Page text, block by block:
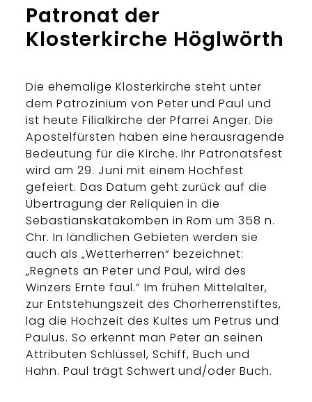
Patronat der
Klosterkirche Höglwörth
Die ehemalige Klosterkirche steht unter
dem Patrozinium von Peter und Paul und
ist heute Filialkirche der Pfarrei Anger. Die
Apostelfürsten haben eine herausragende
Bedeutung für die Kirche. Ihr Patronatsfest
wird am 29. Juni mit einem Hochfest
gefeiert. Das Datum geht zurück auf die
Übertragung der Reliquien in die
Sebastianskatakomben in Rom um 358 n.
Chr. In ländlichen Gebieten werden sie
auch als „Wetterherren“ bezeichnet:
„Regnets an Peter und Paul, wird des
Winzers Ernte faul.“ Im frühen Mittelalter,
zur Entstehungszeit des Chorherrenstiftes,
lag die Hochzeit des Kultes um Petrus und
Paulus. So erkennt man Peter an seinen
Attributen Schlüssel, Schiff, Buch und
Hahn. Paul trägt Schwert und/oder Buch.